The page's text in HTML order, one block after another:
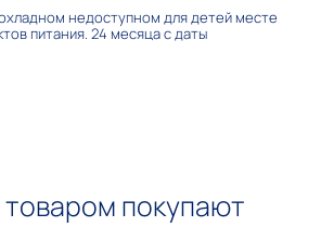
недоступном для детей месте
питания. 24 месяца с даты
покупают